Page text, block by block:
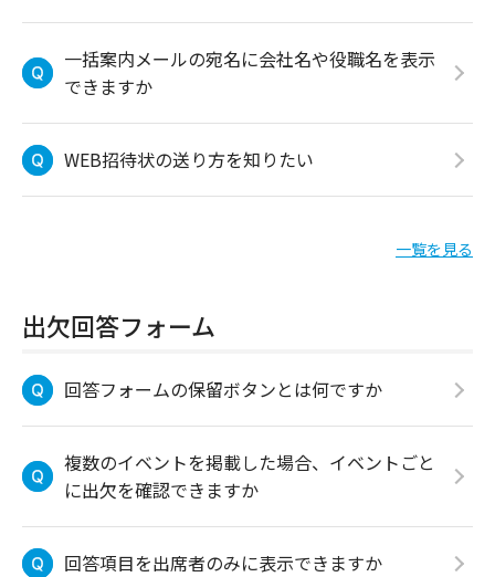
一括案内メールの宛名に会社名や役職名を表示
できますか
WEB招待状の送り方を知りたい
一覧を見る
出欠回答フォーム
回答フォームの保留ボタンとは何ですか
複数のイベントを掲載した場合、イベントごと
に出欠を確認できますか
回答項目を出席者のみに表示できますか